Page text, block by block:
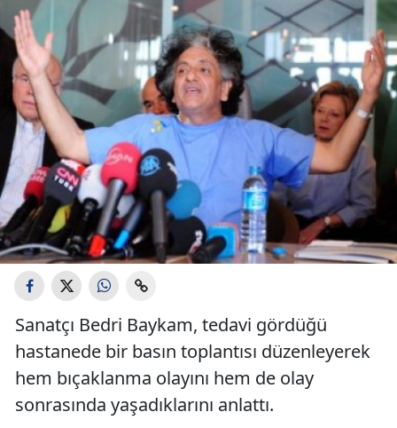
Sanatçı Bedri Baykam, tedavi gördüğü
hastanede bir basın toplantısı düzenleyerek
hem bıçaklanma olayını hem de olay
sonrasında yaşadıklarını anlattı.